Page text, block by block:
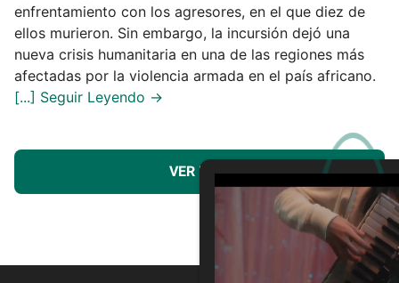
enfrentamiento con los agresores, en el que diez de
ellos murieron. Sin embargo, la incursión dejó una
nueva crisis humanitaria en una de las regiones más
afectadas por la violencia armada en el país africano.
VER MÁS